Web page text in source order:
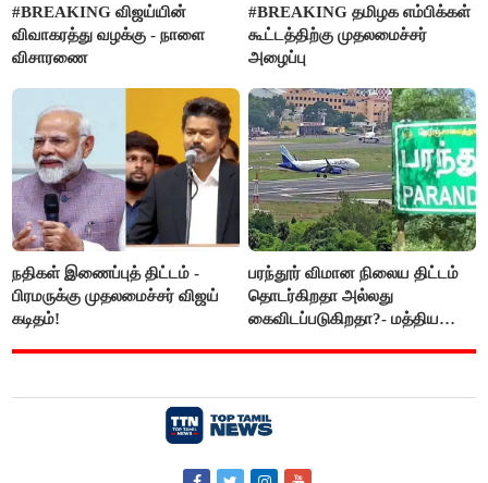
#BREAKING விஜய்யின்
விவாகரத்து வழக்கு - நாளை
விசாரணை
#BREAKING தமிழக எம்பிக்கள்
கூட்டத்திற்கு முதலமைச்சர்
அழைப்பு
நதிகள் இணைப்புத் திட்டம் -
பிரமருக்கு முதலமைச்சர் விஜய்
கடிதம்!
பரந்தூர் விமான நிலைய திட்டம்
தொடர்கிறதா அல்லது
கைவிடப்படுகிறதா?- மத்திய